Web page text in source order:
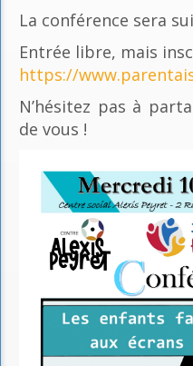
La conférence sera
Entrée libre, mais
https://
N’hésitez pas à
de vous !